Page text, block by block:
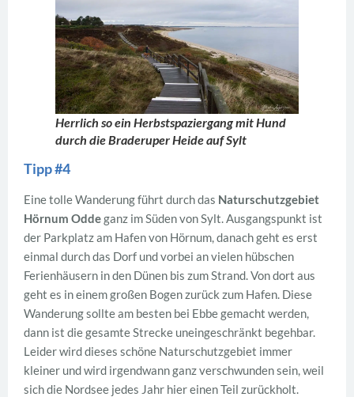
Herrlich so ein Herbstspaziergang mit Hund
durch die Braderuper Heideauf Sylt
Tipp #4
Eine tolle Wanderung führt durch das Naturschutzgebiet
Hörnum Oddeganz im Süden von Sylt. Ausgangspunkt ist
der Parkplatz am Hafen von Hörnum, danach geht es erst
einmal durch das Dorf und vorbei an vielen hübschen
Ferienhäusern in den Dünen bis zum Strand. Von dort aus
geht es in einem großen Bogen zurück zum Hafen. Diese
Wanderung sollte am besten bei Ebbe gemacht werden,
dann ist die gesamte Strecke uneingeschränkt begehbar.
Leider wird dieses schöne Naturschutzgebiet immer
kleiner und wird irgendwann ganz verschwunden sein, weil
sich die Nordsee jedes Jahr hier einen Teil zurückholt.